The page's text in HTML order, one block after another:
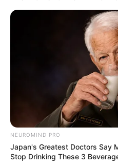
Why this ordinary drink is
your best every day
CTA FAVORITE
NEUROMIND PRO
Japan's Greatest Doctors Say
Stop Drinking These 3